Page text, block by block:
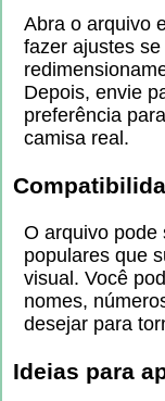
Abra o arquivo
fazer ajustes
Depois, envie
preferência
camisa real.
O arquivo pode
populares que
visual. Você
nomes,
desejar para
Ideias para